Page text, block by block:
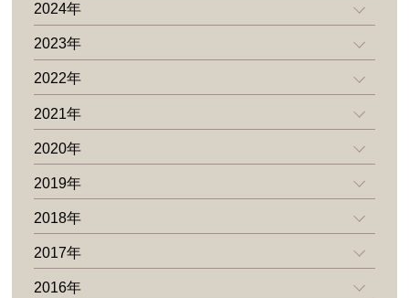
2024年
2023年
2022年
2021年
2020年
2019年
2018年
2017年
2016年